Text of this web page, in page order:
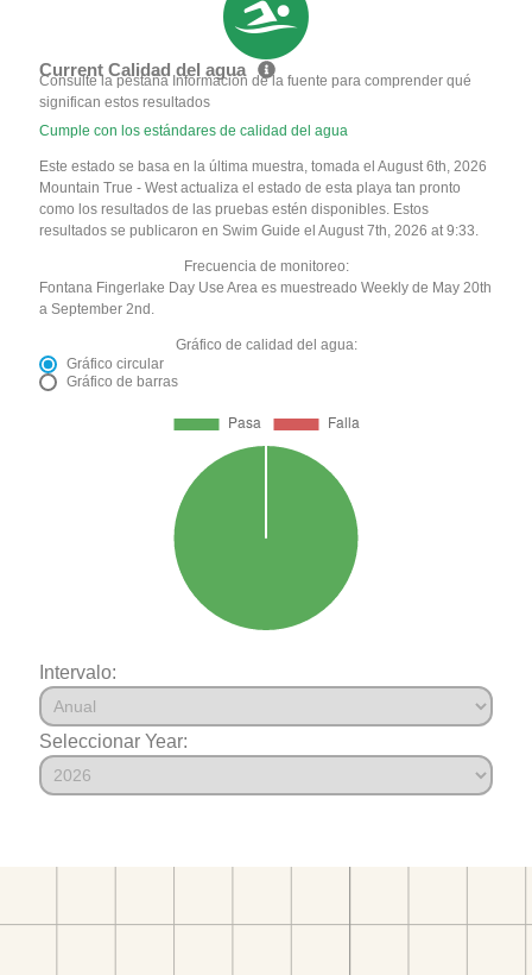
Current Calidad del agua
Consulte la pestaña Información de la fuente para comprender qué
significan estos resultados
Cumple con los estándares de calidad del agua
Este estado se basa en la última muestra, tomada el August 6th, 2026
Mountain True - West actualiza el estado de esta playa tan pronto
como los resultados de las pruebas estén disponibles. Estos
resultados se publicaron en Swim Guide el August 7th, 2026 at 9:33.
Frecuencia de monitoreo:
Fontana Fingerlake Day Use Area es muestreado Weekly de May 20th
a September 2nd.
Gráfico de calidad del agua:
Gráfico circular
Gráfico de barras
Intervalo:
Seleccionar Year: